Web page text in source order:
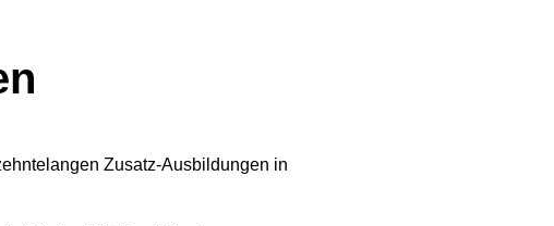
Zusatz-Ausbildungen in